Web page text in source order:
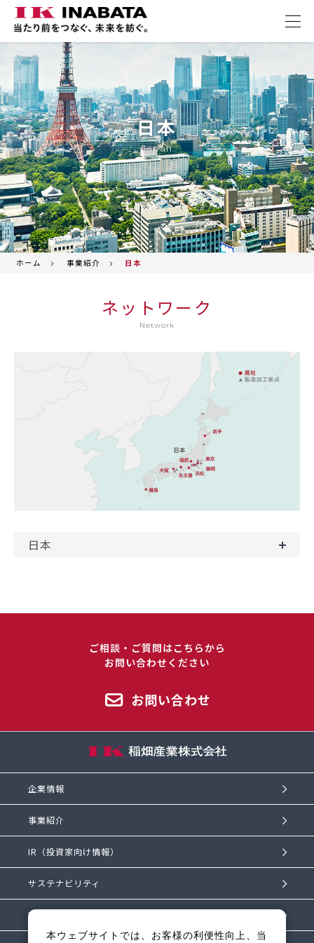
日本
Japan
ホーム 事業紹介 日本
ネットワーク
Network
日本
ご相談・ご質問はこちらから
お問い合わせください
お問い合わせ
企業情報
事業紹介
IR（投資家向け情報）
サステナビリティ
IKものがたり
本ウェブサイトでは、お客様の利便性向上、当